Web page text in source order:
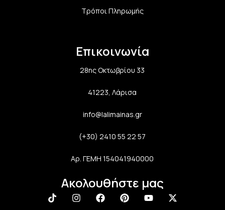
Τρόποι Πληρωμής
Επικοινωνία
28ης Οκτωβρίου 33
41223, Λάρισα
info@lalimainas.gr
(+30) 2410 55 22 57
Αρ. ΓΕΜΗ 154041940000
Ακολουθήστε μας